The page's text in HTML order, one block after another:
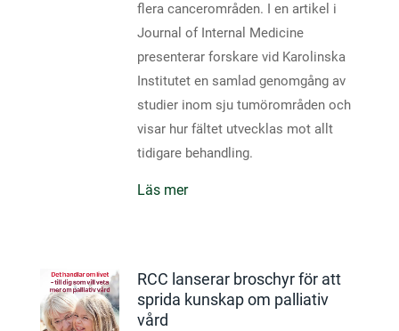
flera cancerområden. I en artikel i
Journal of Internal Medicine
presenterar forskare vid Karolinska
Institutet en samlad genomgång av
studier inom sju tumörområden och
visar hur fältet utvecklas mot allt
tidigare behandling.
Läs mer
RCC lanserar broschyr för att
sprida kunskap om palliativ
vård